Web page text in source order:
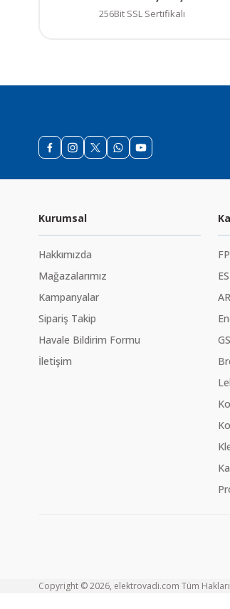
256Bit SSL Sertifikalı
Kurumsal
Hakkımızda
Mağazalarımız
Kampanyalar
Sipariş Takip
Havale Bildirim Formu
İletişim
Copyright © 2026, elektrovadi.com Tüm Hakları